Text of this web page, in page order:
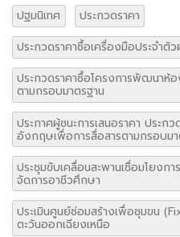
ปฐมนิเทศ
ประกวดราคา
ประกวดราคาซื้อเครื่องมือประจำตั
ประกวดราคาซื้อโครงการพัฒนาห้
ตามกรอบมาตรฐาน
ประกาศผู้ชนะการเสนอราคา ประก
อังกฤษเพื่อการสื่อสารตามกรอบมา
ประชุมขับเคลื่อนสะพานเชื่อมโยงก
จัดการอาชีวศึกษา
ประเมินศูนย์ซ่อมสร้างเพื่อชุมขน
ตะวันออกเฉียงเหนือ